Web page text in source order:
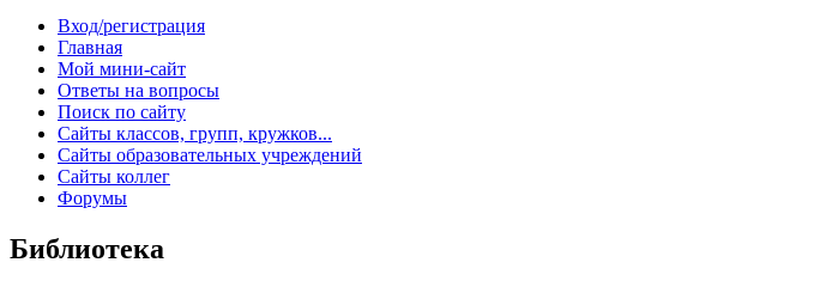
Вход/регистрация
Главная
Мой мини-сайт
Ответы на вопросы
Поиск по сайту
Сайты классов, групп, кружков...
Сайты образовательных учреждений
Сайты коллег
Форумы
Библиотека